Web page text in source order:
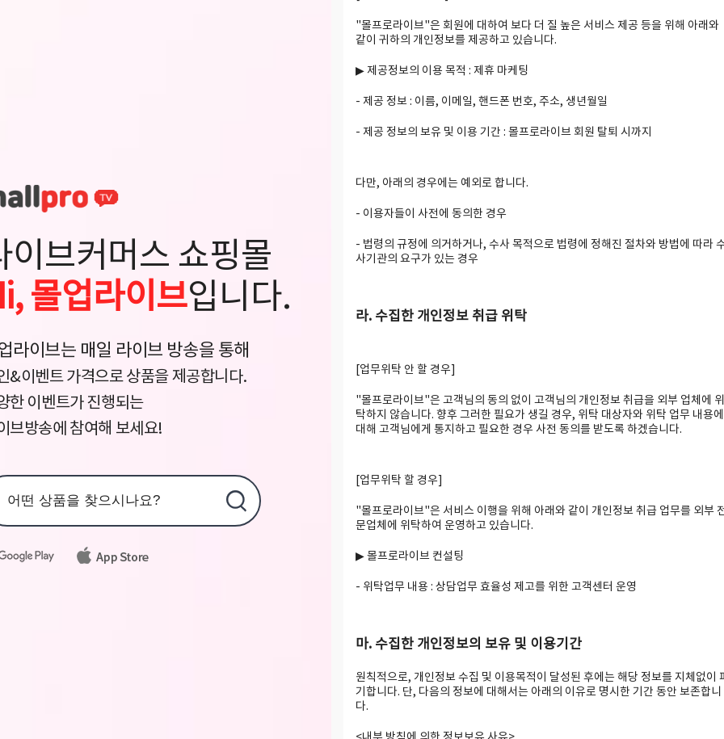
"몰프로라이브"은 회원에 대하여 보다 더 질 높은 서비스 제공 등을 위해 아래와
같이 귀하의 개인정보를 제공하고 있습니다.
▶ 제공정보의 이용 목적 : 제휴 마케팅
- 제공 정보 : 이름, 이메일, 핸드폰 번호, 주소, 생년월일
- 제공 정보의 보유 및 이용 기간 : 몰프로라이브 회원 탈퇴 시까지
다만, 아래의 경우에는 예외로 합니다.
- 이용자들이 사전에 동의한 경우
- 법령의 규정에 의거하거나, 수사 목적으로 법령에 정해진 절차와 방법에 따라
사기관의 요구가 있는 경우
라. 수집한 개인정보 취급 위탁
[업무위탁 안 할 경우]
"몰프로라이브"은 고객님의 동의 없이 고객님의 개인정보 취급을 외부 업체에 위
탁하지 않습니다. 향후 그러한 필요가 생길 경우, 위탁 대상자와 위탁 업무 내용에
대해 고객님에게 통지하고 필요한 경우 사전 동의를 받도록 하겠습니다.
[업무위탁 할 경우]
"몰프로라이브"은 서비스 이행을 위해 아래와 같이 개인정보 취급 업무를 외부
문업체에 위탁하여 운영하고 있습니다.
▶ 몰프로라이브 컨설팅
- 위탁업무 내용 : 상담업무 효율성 제고를 위한 고객센터 운영
마. 수집한 개인정보의 보유 및 이용기간
원칙적으로, 개인정보 수집 및 이용목적이 달성된 후에는 해당 정보를 지체없이
기합니다. 단, 다음의 정보에 대해서는 아래의 이유로 명시한 기간 동안 보존합니
다.
이브커머스 쇼핑몰
몰업라이브입니다.
라이브는 매일 라이브 방송을 통해
&이벤트 가격으로 상품을 제공합니다.
한 이벤트가 진행되는
브방송에 참여해 보세요!